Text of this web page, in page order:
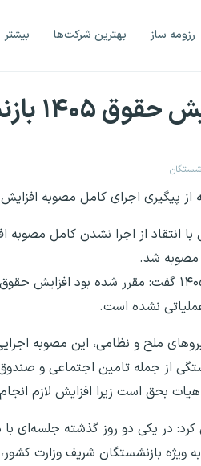
رزومه ساز بهترین شرکت‌ها بیشتر
از پیگیری اجرای کامل مصوبه
با انتقاد از اجرا نشدن کامل
مصوبه شد.
نشده است.
ملح و نظامی، این مصوبه
از جمله تامین اجتماعی و
بحق است زیرا افزایش لازم
کرد: در یکی دو روز گذشته جلسه‌ای
بازنشستگان شریف وزارت